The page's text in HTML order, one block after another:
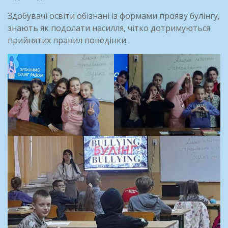
Здобувачі освіти обізнані із формами прояву булінгу,
знають як подолати насилля, чітко дотримуються
прийнятих правил поведінки.